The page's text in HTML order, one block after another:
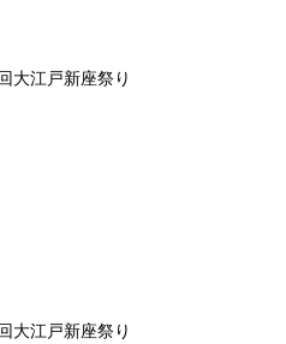
大江戸新座祭り
大江戸新座祭り